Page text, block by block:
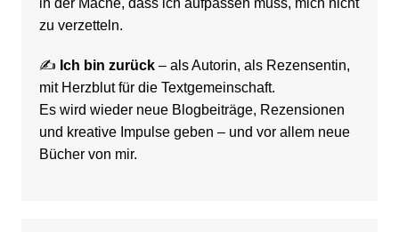
in der Mache, dass ich aufpassen muss, mich nicht
zu verzetteln.
✍️ Ich bin zurück– als Autorin, als Rezensentin,
mit Herzblut für die Textgemeinschaft.
Es wird wieder neue Blogbeiträge, Rezensionen
und kreative Impulse geben – und vor allem neue
Bücher von mir.